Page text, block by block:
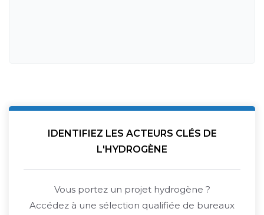
IDENTIFIEZ LES ACTEURS CLÉS DE
L'HYDROGÈNE
Vous portez un projet hydrogène ?
Accédez à une sélection qualifiée de bureaux